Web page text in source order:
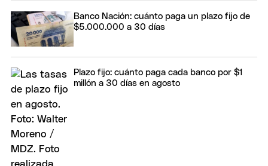
Banco Nación: cuánto paga un plazo fijo de
$5.000.000 a 30 días
Plazo fijo: cuánto paga cada banco por $1
millón a 30 días en agosto